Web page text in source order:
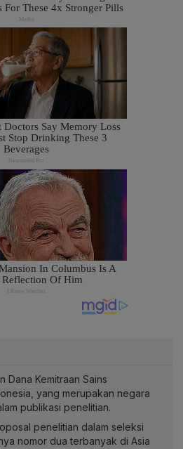
Dana Kemitraan Sains
yang merupakan negara
publikasi penelitian.
penelitian dalam seleksi
nomor dua terbanyak di Asia